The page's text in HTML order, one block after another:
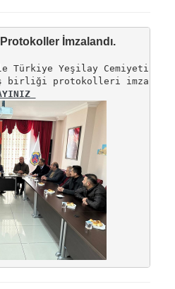
İmzalandı.
Türkiye Yeşilay Cemiyeti
birliği protokolleri